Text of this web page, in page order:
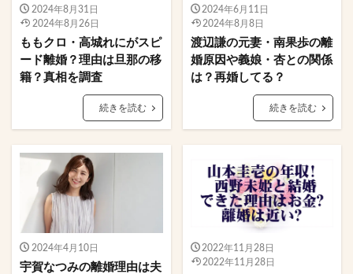
2024年8月31日
2024年8月26日
ももクロ・高城れにがスピ
ード離婚？理由は旦那の移
籍？真相を調査
続きを読む
2024年6月11日
2024年8月8日
渡辺謙の元妻・南果歩の離
婚原因や義娘・杏との関係
は？再婚してる？
続きを読む
2024年4月10日
宇賀なつみの離婚理由は夫
2022年11月28日
2022年11月28日